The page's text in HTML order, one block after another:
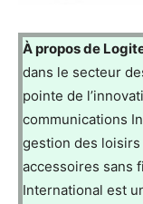
À propos de
dans le secteur
pointe de
communications
gestion des
accessoires sans
International est